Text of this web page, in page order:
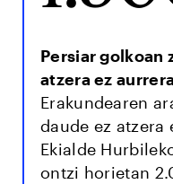
Persiar golkoan
atzera ez
Erakundearen
daude ez atzera
Ekialde
ontzi horietan